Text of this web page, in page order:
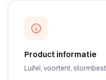
Product informatie
Luifel, voortent,